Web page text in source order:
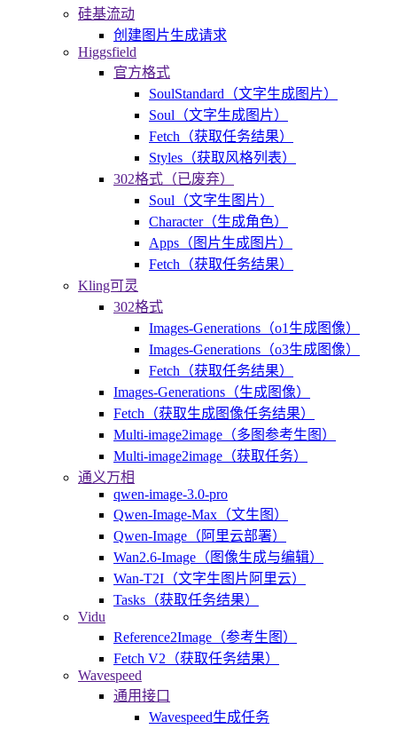
硅基流动
创建图片生成请求
Higgsfield
官方格式
SoulStandard（文字生成图片）
Soul（文字生成图片）
Fetch（获取任务结果）
Styles（获取风格列表）
302格式（已废弃）
Soul（文字生图片）
Character（生成角色）
Apps（图片生成图片）
Fetch（获取任务结果）
Kling可灵
302格式
Images-Generations（o1生成图像）
Images-Generations（o3生成图像）
Fetch（获取任务结果）
Images-Generations（生成图像）
Fetch（获取生成图像任务结果）
Multi-image2image（多图参考生图）
Multi-image2image（获取任务）
通义万相
qwen-image-3.0-pro
Qwen-Image-Max（文生图）
Qwen-Image（阿里云部署）
Wan2.6-Image（图像生成与编辑）
Wan-T2I（文字生图片阿里云）
Tasks（获取任务结果）
Vidu
Reference2Image（参考生图）
Fetch V2（获取任务结果）
Wavespeed
通用接口
Wavespeed生成任务